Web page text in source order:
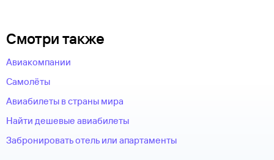
Смотри также
Авиакомпании
Самолёты
Авиабилеты в страны мира
Найти дешевые авиабилеты
Забронировать отель или апартаменты